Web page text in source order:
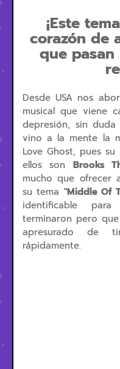
¡Este
corazón de
que
Desde USA nos
musical que viene
depresión, sin
vino a la mente la
Love Ghost, pues
ellos son Brooks
mucho que ofrecer
su tema "Middle Of
identificable
terminaron pero
apresurado de
rápidamente.